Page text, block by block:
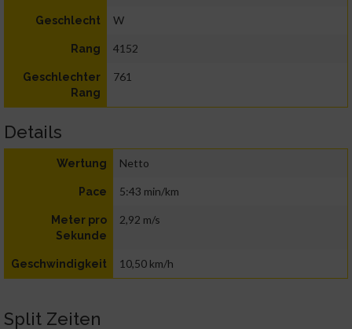
Geschlecht W
Rang 4152
Geschlechter
Rang
761
Details
Wertung Netto
Pace 5:43 min/km
Meter pro
Sekunde
2,92 m/s
Geschwindigkeit 10,50 km/h
Split Zeiten